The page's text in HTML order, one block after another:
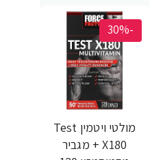
-30%
מולטי ויטמין Test
X180 + מגביר